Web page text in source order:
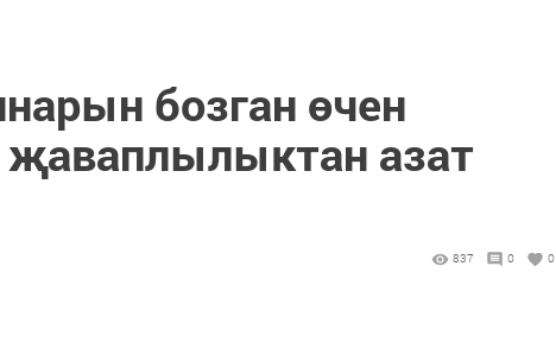
бозган өчен
азат
837 0 0